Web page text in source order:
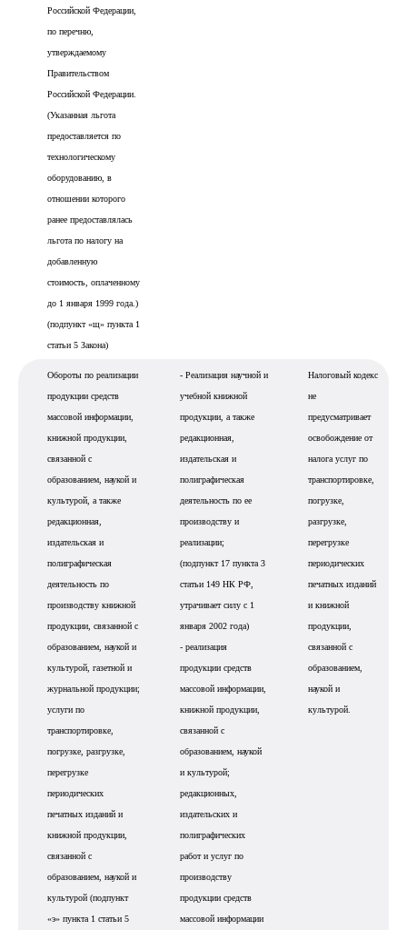
Российской Федерации,
по перечню,
утверждаемому
Правительством
Российской Федерации.
(Указанная льгота
предоставляется по
технологическому
оборудованию, в
отношении которого
ранее предоставлялась
льгота по налогу на
добавленную
стоимость, оплаченному
до 1 января 1999 года.)
(подпункт «щ» пункта 1
статьи 5 Закона)
Обороты по реализации
продукции средств
массовой информации,
книжной продукции,
связанной с
образованием, наукой и
культурой, а также
редакционная,
издательская и
полиграфическая
деятельность по
производству книжной
продукции, связанной с
образованием, наукой и
культурой, газетной и
журнальной продукции;
услуги по
транспортировке,
погрузке, разгрузке,
перегрузке
периодических
печатных изданий и
книжной продукции,
связанной с
образованием, наукой и
культурой (подпункт
«э» пункта 1 статьи 5
- Реализация научной и
учебной книжной
продукции, а также
редакционная,
издательская и
полиграфическая
деятельность по ее
производству и
реализации;
(подпункт 17 пункта 3
статьи 149 НК РФ,
утрачивает силу с 1
января 2002 года)
- реализация
продукции средств
массовой информации,
книжной продукции,
связанной с
образованием, наукой
и культурой;
редакционных,
издательских и
полиграфических
работ и услуг по
производству
продукции средств
массовой информации
Налоговый кодекс
не
предусматривает
освобождение от
налога услуг по
транспортировке,
погрузке,
разгрузке,
перегрузке
периодических
печатных изданий
и книжной
продукции,
связанной с
образованием,
наукой и
культурой.